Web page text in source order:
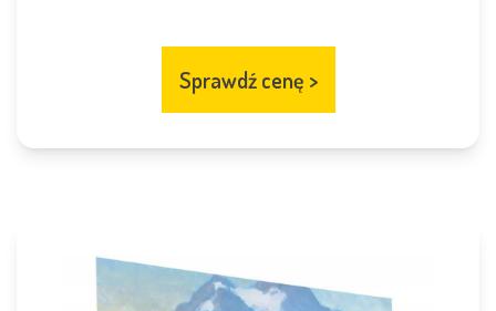
Sprawdź cenę >